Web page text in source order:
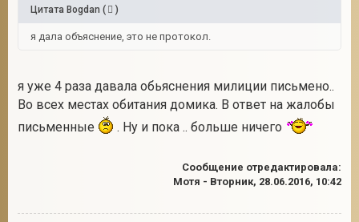
Цитата Bogdan ( )
я дала объяснение, это не протокол.
я уже 4 раза давала обьяснения милиции письмено..
Во всех местах обитания домика. В ответ на жалобы
письменные
. Ну и пока .. больше ничего
Сообщение отредактировала:
Мотя - Вторник, 28.06.2016, 10:42